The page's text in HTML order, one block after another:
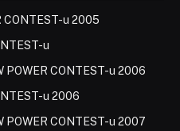
CONTEST-u 2005
u
POWER CONTEST-u 2006
u 2006
POWER CONTEST-u 2007